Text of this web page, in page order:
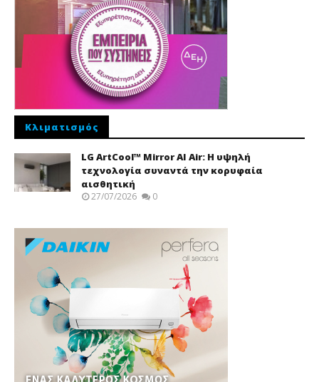
Κλιματισμός
LG ArtCool™ Mirror AI Air: Η υψηλή
τεχνολογία συναντά την κορυφαία
αισθητική
27/07/2026 0